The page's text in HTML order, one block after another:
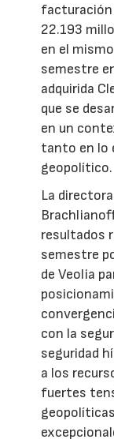
facturación
22.193
en el
semestre
adquirida
que se
en un
tanto en lo
geopolítico.
La
resultados
semestre
de Veolia
con la
seguridad
a los
fuertes